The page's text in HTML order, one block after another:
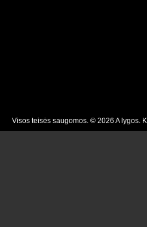
Visos teisės saugomos. © 2026 A lygos.